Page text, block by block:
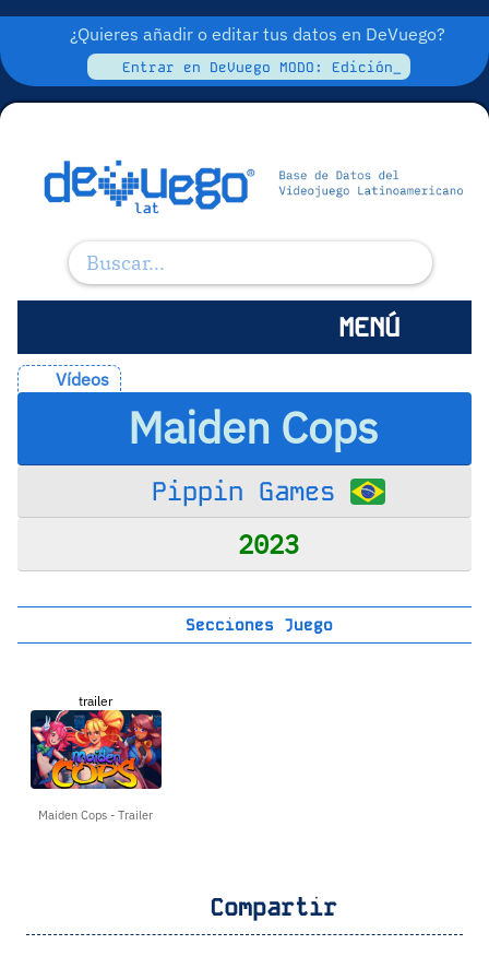
¿Quieres añadir o editar tus datos en DeVuego?
Entrar en DeVuego MODO: Edición_
MENÚ
Vídeos
Maiden Cops
Pippin Games
2023
Secciones Juego
trailer
Maiden Cops - Trailer
Compartir